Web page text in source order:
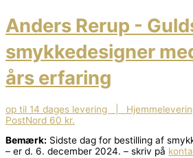
indholdet
Anders Rerup -
smykkedesigner
års erfaring
op til 14 dages levering |
PostNord 60 kr.
Bemærk: Sidste dag for bestilling af
– er d. 6. december 2024. – skriv på